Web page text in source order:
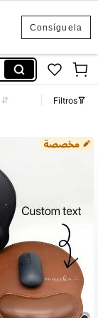
Consíguela
Filtros